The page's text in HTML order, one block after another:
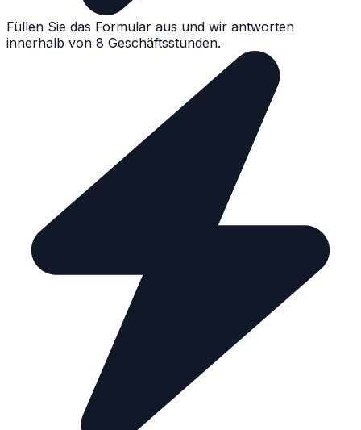
Füllen Sie das Formular aus und wir antworten
innerhalb von 8 Geschäftsstunden.